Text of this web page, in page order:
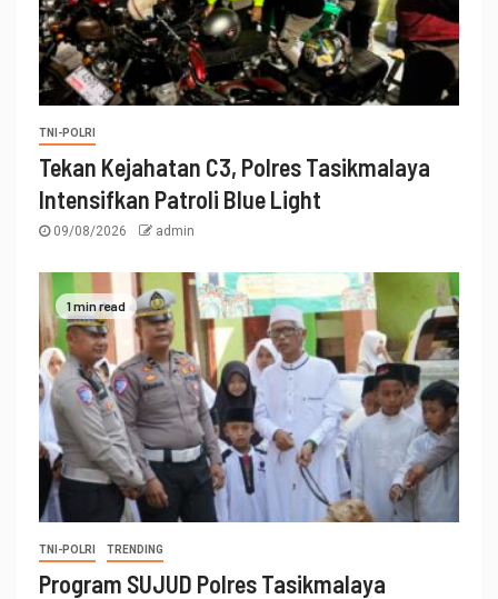
TNI-POLRI
Tekan Kejahatan C3, Polres Tasikmalaya
Intensifkan Patroli Blue Light
09/08/2026 admin
1 min read
TNI-POLRI TRENDING
Program SUJUD Polres Tasikmalaya